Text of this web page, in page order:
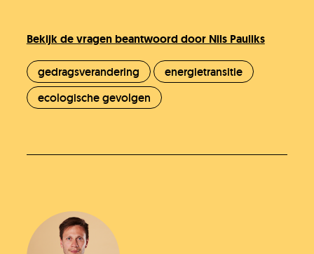
Bekijk de vragen beantwoord door Nils Pauliks
gedragsverandering
energietransitie
ecologische gevolgen